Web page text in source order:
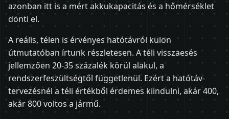
azonban itt is a mért akkukapacitás és a hőmérséklet
dönti el.
A reális, télen is érvényes hatótávról külön
útmutatóban írtunk részletesen. A téli visszaesés
jellemzően 20-35 százalék körül alakul, a
rendszerfeszültségtől függetlenül. Ezért a hatótáv-
tervezésnél a téli értékből érdemes kiindulni, akár 400,
akár 800 voltos a jármű.